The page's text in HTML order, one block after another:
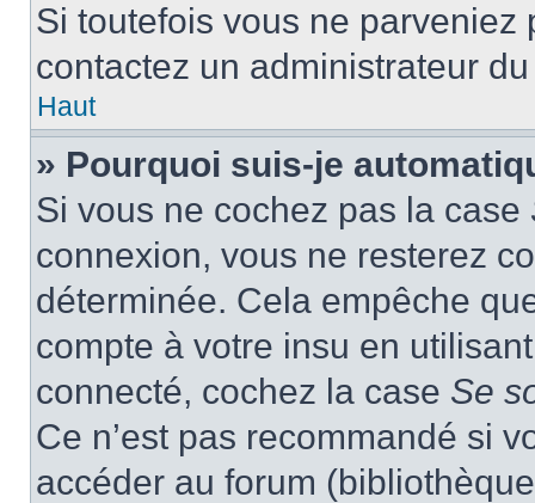
Si toutefois vous ne
contactez un administrateur
Haut
» Pourquoi suis-je
Si vous ne cochez pas la case
connexion, vous ne resterez
déterminée. Cela empêche
compte à votre insu en
connecté, cochez la case Se
Ce n’est pas recommandé si
accéder au forum